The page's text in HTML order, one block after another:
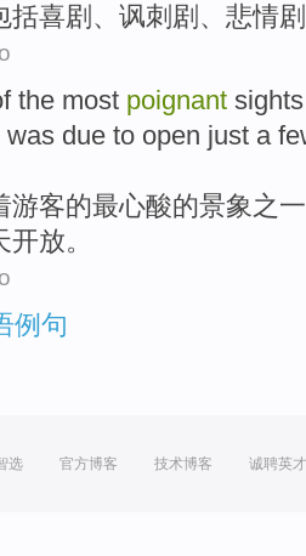
括喜剧 、 讽刺剧 、 悲情剧
the most poignant sights
was due to open just a
游客的最心酸的景象 之一
开放。
例句
选 官方博客 技术博客 诚聘英才